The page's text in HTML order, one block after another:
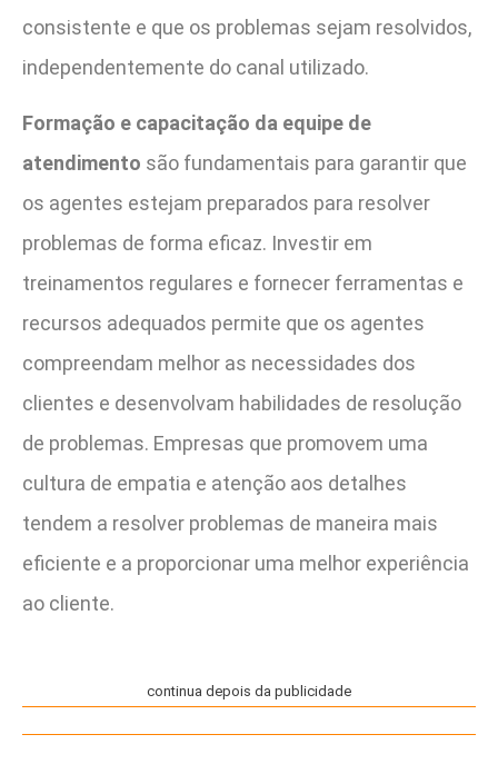
consistente e que os problemas sejam resolvidos,
independentemente do canal utilizado.
Formação e capacitação da equipe de
atendimento são fundamentais para garantir que
os agentes estejam preparados para resolver
problemas de forma eficaz. Investir em
treinamentos regulares e fornecer ferramentas e
recursos adequados permite que os agentes
compreendam melhor as necessidades dos
clientes e desenvolvam habilidades de resolução
de problemas. Empresas que promovem uma
cultura de empatia e atenção aos detalhes
tendem a resolver problemas de maneira mais
eficiente e a proporcionar uma melhor experiência
ao cliente.
continua depois da publicidade